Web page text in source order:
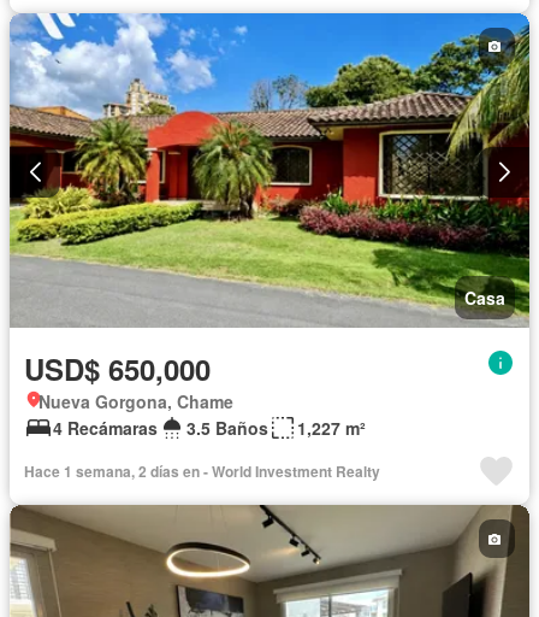
Casa
USD$ 650,000
Nueva Gorgona, Chame
4 Recámaras
3.5 Baños 1,227 m²
Hace 1 semana, 2 días en - World Investment Realty